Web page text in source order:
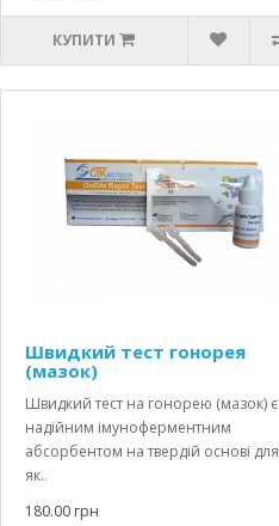
КУПИТИ
Швидкий тест гонорея
(мазок)
Швидкий тест на гонорею (мазок) є
надійним імуноферментним
абсорбентом на твердій основі для
як..
180.00 грн